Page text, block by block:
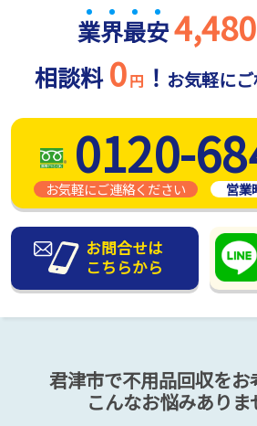
業界最安4,480
相談料 0 円 ！ お気軽に
0120-
お気軽にご連絡ください 営業
お問合せは
こちらから
君津市で不用品回収をお
こんなお悩みありま